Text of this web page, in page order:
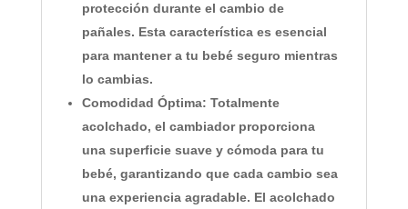
protección durante el cambio de
pañales. Esta característica es esencial
para mantener a tu bebé seguro mientras
lo cambias.
Comodidad Óptima: Totalmente
acolchado, el cambiador proporciona
una superficie suave y cómoda para tu
bebé, garantizando que cada cambio sea
una experiencia agradable. El acolchado